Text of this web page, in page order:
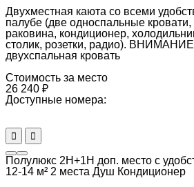
Двухместная каюта со всеми
палубе (две односпальные кровати,
раковина, кондиционер,
столик, розетки, радио).
двухспальная кровать
Стоимость за место
26 240 ₽
Доступные номера:
Полулюкс 2Н+1Н доп. место с
12-14 м² 2 места Душ Кондиционер